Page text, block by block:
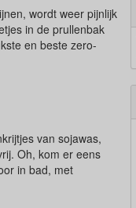
wordt weer pijnlijk
in de prullenbak
en beste zero-
van sojawas,
Oh, kom er eens
in bad, met